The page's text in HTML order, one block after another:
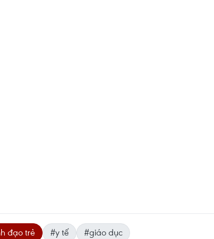
đạo trẻ #y tế #giáo dục